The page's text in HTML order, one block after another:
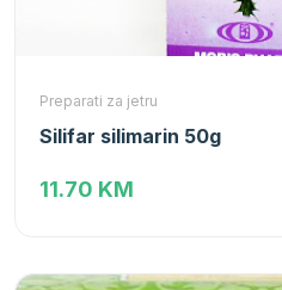
Preparati za jetru
Silifar silimarin 50g
11.70 KM